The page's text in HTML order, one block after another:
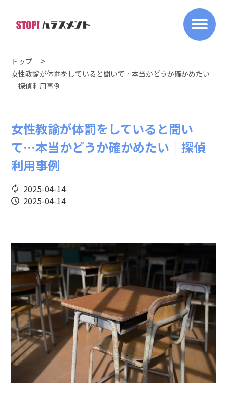
トップ
女性教諭が体罰をしていると聞いて…本当かどうか確かめたい
｜探偵利用事例
女性教諭が体罰をしていると聞い
て…本当かどうか確かめたい｜探偵
利用事例
2025-04-14
2025-04-14